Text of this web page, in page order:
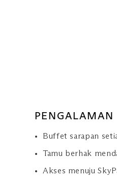
Buffet sarapan
Tamu berhak
Akses menuju